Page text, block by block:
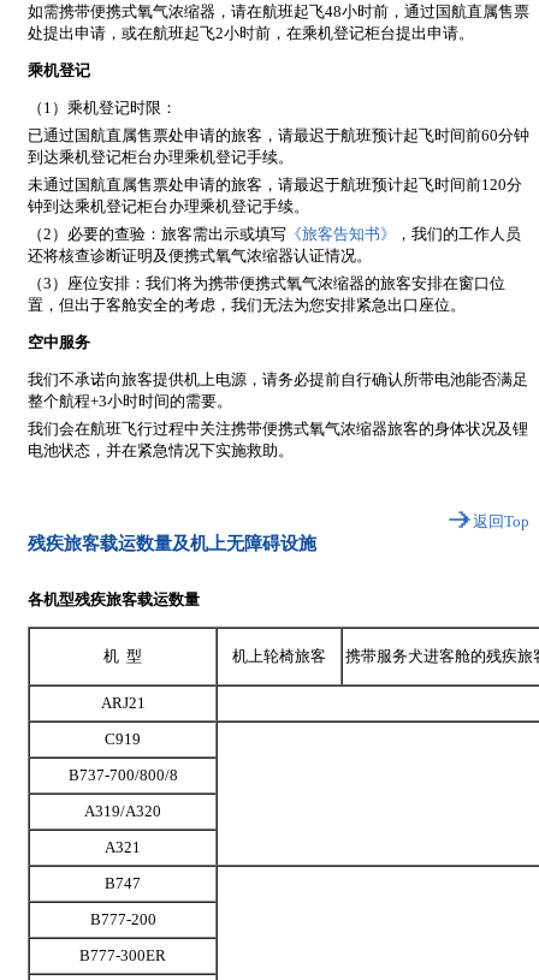
如需携带便携式氧气浓缩器，请在航班起飞48小时前，通过国航直属售票
处提出申请，或在航班起飞2小时前，在乘机登记柜台提出申请。
乘机登记
（1）乘机登记时限：
已通过国航直属售票处申请的旅客，请最迟于航班预计起飞时间前60分钟
到达乘机登记柜台办理乘机登记手续。
未通过国航直属售票处申请的旅客，请最迟于航班预计起飞时间前120分
钟到达乘机登记柜台办理乘机登记手续。
（2）必要的查验：旅客需出示或填写 《旅客告知书》
，我们的工作人员
还将核查诊断证明及便携式氧气浓缩器认证情况。
（3）座位安排：我们将为携带便携式氧气浓缩器的旅客安排在窗口位
置，但出于客舱安全的考虑，我们无法为您安排紧急出口座位。
空中服务
我们不承诺向旅客提供机上电源，请务必提前自行确认所带电池能否满足
整个航程+3小时时间的需要。
我们会在航班飞行过程中关注携带便携式氧气浓缩器旅客的身体状况及锂
电池状态，并在紧急情况下实施救助。
返回Top
残疾旅客载运数量及机上无障碍设施
各机型残疾旅客载运数量
机 型 机上轮椅旅客 携带服务犬进客舱的残疾旅
ARJ21
C919
B737-700/800/8
A319/A320
A321
B747
B777-200
B777-300ER